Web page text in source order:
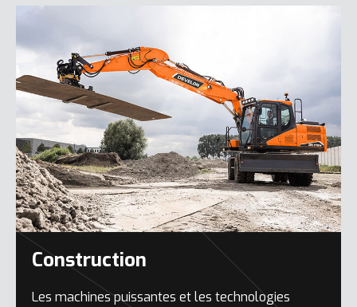
Construction
Les machines puissantes et les technologies